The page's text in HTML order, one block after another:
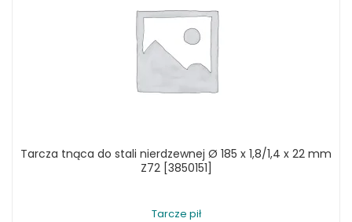
Tarcza tnąca do stali nierdzewnej Ø 185 x 1,8/1,4 x 22 mm
Z72 [3850151]
Tarcze pił